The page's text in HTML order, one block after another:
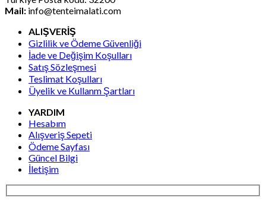
Mail: info@tenteimalati.com
ALIŞVERİŞ
Gizlilik ve Ödeme Güvenliği
İade ve Değişim Koşulları
Satış Sözleşmesi
Teslimat Koşulları
Üyelik ve Kullanm Şartları
YARDIM
Hesabım
Alışveriş Sepeti
Ödeme Sayfası
Güncel Bilgi
İletişim